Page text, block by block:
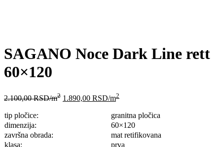
SAGANO Noce Dark Line rett
60×120
2.100,00RSD/m2 1.890,00 RSD/m2
tip pločice:
granitna pločica
dimenzija:
60×120
završna obrada:
mat retifikovana
klasa:
prva